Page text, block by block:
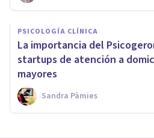
PSICOLOGÍA CLÍNICA
La importancia del
startups de atención a
mayores
Sandra Pàmies